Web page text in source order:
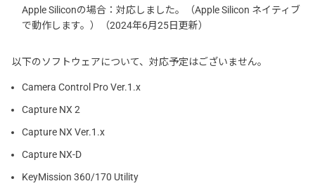
Apple Siliconの場合：対応しました。（Apple Silicon ネイティブ
で動作します。）（2024年6月25日更新）
以下のソフトウェアについて、対応予定はございません。
Camera Control Pro Ver.1.x
Capture NX 2
Capture NX Ver.1.x
Capture NX-D
KeyMission 360/170 Utility